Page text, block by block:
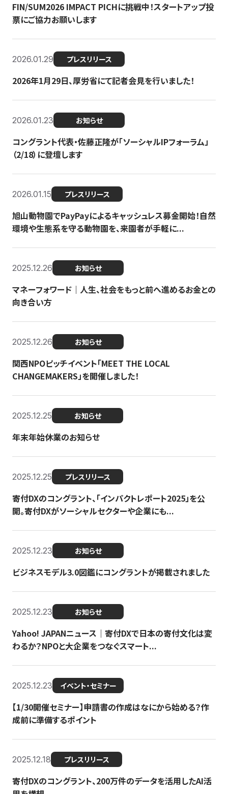
FIN/SUM2026 IMPACT PICHに挑戦中！スタートアップ投
票にご協力お願いします
2026.01.29 プレスリリース
2026年1月29日、厚労省にて記者会見を行いました！
2026.01.23 お知らせ
コングラント代表・佐藤正隆が「ソーシャルIPフォーラム」
（2/18）に登壇します
2026.01.15 プレスリリース
旭山動物園でPayPayによるキャッシュレス募金開始！自然
環境や生態系を守る動物園を、来園者が手軽に...
2025.12.26 お知らせ
マネーフォワード｜人生、社会をもっと前へ進めるお金との
向き合い方
2025.12.26 お知らせ
関西NPOピッチイベント「MEET THE LOCAL
CHANGEMAKERS」を開催しました！
2025.12.25 お知らせ
年末年始休業のお知らせ
2025.12.25 プレスリリース
寄付DXのコングラント、「インパクトレポート2025」を公
開。寄付DXがソーシャルセクターや企業にも...
2025.12.23 お知らせ
ビジネスモデル3.0図鑑にコングラントが掲載されました
2025.12.23 お知らせ
Yahoo! JAPANニュース｜寄付DXで日本の寄付文化は変
わるか？NPOと大企業をつなぐスマート...
2025.12.23 イベント・セミナー
【1/30開催セミナー】申請書の作成はなにから始める？作
成前に準備するポイント
2025.12.18 プレスリリース
寄付DXのコングラント、200万件のデータを活用したAI活